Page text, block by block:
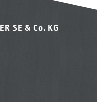
SE & Co. KG